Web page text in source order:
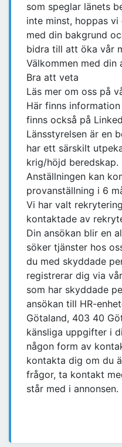
som speglar länets
inte minst, hoppas
med din bakgrund
bidra till att öka vår
Välkommen med din
Bra att veta
Läs mer om oss på
Här finns
finns också på
Länsstyrelsen är en
har ett särskilt
krig/höjd beredskap.
Anställningen kan
provanställning i 6
Vi har valt
kontaktade av
Din ansökan blir en
söker tjänster hos
du med skyddade
registrerar dig via
som har skyddade
ansökan till HR-
Götaland, 403 40
känsliga uppgifter i
någon form av
kontakta dig om du
frågor, ta kontakt
står med i annonsen.